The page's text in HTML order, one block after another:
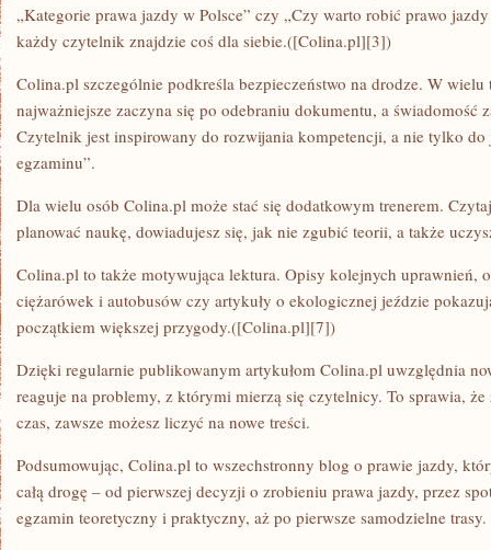
„Kategorie prawa jazdy w Polsce” czy „Czy warto robić prawo
każdy czytelnik znajdzie coś dla siebie.([Colina.pl][3])
Colina.pl szczególnie podkreśla bezpieczeństwo na drodze. W wielu
najważniejsze zaczyna się po odebraniu dokumentu, a świadomość
Czytelnik jest inspirowany do rozwijania kompetencji, a nie tylko do
egzaminu”.
Dla wielu osób Colina.pl może stać się dodatkowym trenerem.
planować naukę, dowiadujesz się, jak nie zgubić teorii, a także
Colina.pl to także motywująca lektura. Opisy kolejnych uprawnień,
ciężarówek i autobusów czy artykuły o ekologicznej jeździe
początkiem większej przygody.([Colina.pl][7])
Dzięki regularnie publikowanym artykułom Colina.pl uwzględnia
reaguje na problemy, z którymi mierzą się czytelnicy. To sprawia,
czas, zawsze możesz liczyć na nowe treści.
Podsumowując, Colina.pl to wszechstronny blog o prawie jazdy,
całą drogę – od pierwszej decyzji o zrobieniu prawa jazdy, przez
egzamin teoretyczny i praktyczny, aż po pierwsze samodzielne trasy.